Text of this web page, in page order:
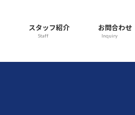
スタッフ紹介
Staff
お問合わせ
Inquiry